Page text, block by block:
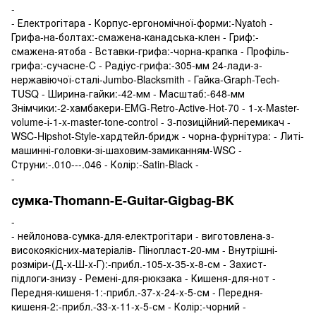
-
- Електрогітара - Корпус-ергономічної-форми:-Nyatoh -
Грифа-на-болтах:-смажена-канадська-клен - Гриф:-
смажена-ятоба - Вставки-грифа:-чорна-крапка - Профіль-
грифа:-сучасне-C - Радіус-грифа:-305-мм 24-лади-з-
нержавіючої-сталі-Jumbo-Blacksmith - Гайка-Graph-Tech-
TUSQ - Ширина-гайки:-42-мм - Масштаб:-648-мм
Знімчики:-2-хамбакери-EMG-Retro-Active-Hot-70 - 1-x-Master-
volume-і-1-x-master-tone-control - 3-позиційний-перемикач -
WSC-Hipshot-Style-хардтейл-бридж - чорна-фурнітура: - Литі-
машинні-головки-зі-шаховим-замиканням-WSC -
Струни:-.010---.046 - Колір:-Satin-Black -
-
сумка-Thomann-E-Guitar-Gigbag-BK
-
- нейлонова-сумка-для-електрогітари - виготовлена-з-
високоякісних-матеріалів- Пінопласт-20-мм - Внутрішні-
розміри-(Д-x-Ш-x-Г):-прибл.-105-x-35-x-8-см - Захист-
підлоги-знизу - Ремені-для-рюкзака - Кишеня-для-нот -
Передня-кишеня-1:-прибл.-37-x-24-x-5-см - Передня-
кишеня-2:-прибл.-33-x-11-x-5-см - Колір:-чорний -